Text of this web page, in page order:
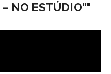
NO ESTÚDIO”"